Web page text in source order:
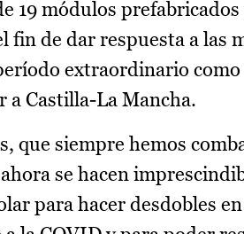
19 módulos
fin de dar respuesta a las
extraordinario como
a Castilla-La Mancha.
que siempre hemos
se hacen
para hacer desdobles